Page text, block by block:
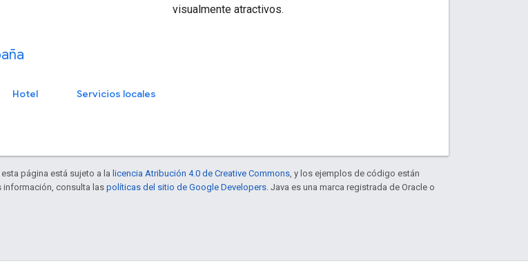
visualmente atractivos.
Hotel
Servicios locales
página está sujeto a la licencia Atribución 4.0 de Creative Commons, y los ejemplos de código están
información, consulta laspolíticas del sitio de Google Developers. Java es una marca registrada de Oracle o